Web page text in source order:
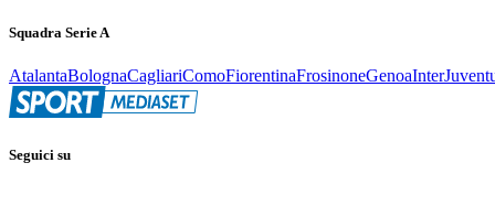
Squadra Serie A
AtalantaBolognaCagliariComoFiorentinaFrosinoneGenoaInter
Seguici su